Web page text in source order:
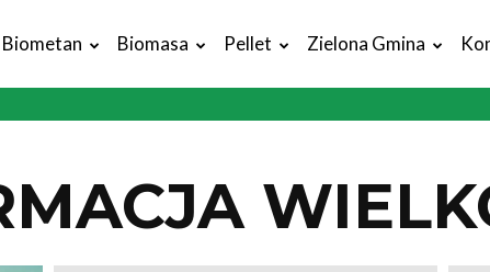
Biometan Biomasa Pellet Zielona Gmina